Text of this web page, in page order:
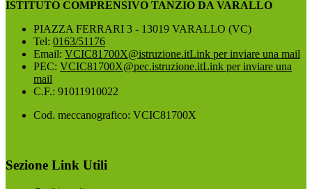
ISTITUTO COMPRENSIVO TANZIO DA VARALLO
PIAZZA FERRARI 3 - 13019 VARALLO (VC)
Tel: 0163/51176
Email: VCIC81700X@istruzione.itLink per inviare una mail
PEC: VCIC81700X@pec.istruzione.itLink per inviare una
mail
C.F.: 91011910022
Cod. meccanografico: VCIC81700X
Sezione Link Utili